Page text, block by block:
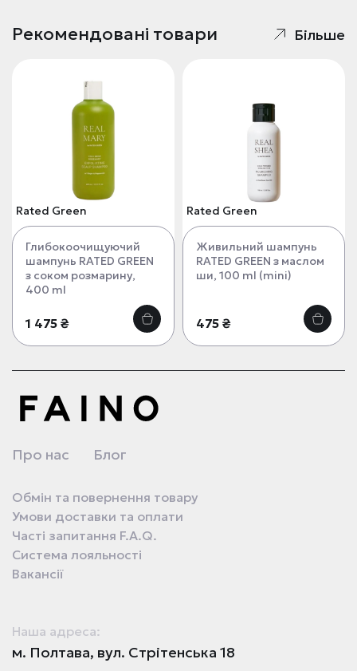
Рекомендовані товари Більше
Rated Green
Глибокоочищуючий
шампунь RATED GREEN
з соком розмарину,
400 ml
1 475 ₴
Rated Green
Живильний шампунь
RATED GREEN з маслом
ши, 100 ml (mini)
475 ₴
Про нас Блог
Обмін та повернення товару
Умови доставки та оплати
Часті запитання F.A.Q.
Система лояльності
Вакансії
Наша адреса:
м. Полтава, вул. Стрітенська 18